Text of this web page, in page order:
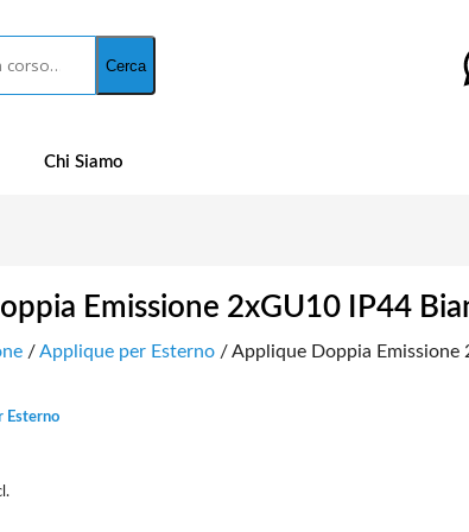
Cerca
Chi Siamo
Emissione 2xGU10 IP44
/Applique per Esterno/ Applique Doppia Emissione
Esterno